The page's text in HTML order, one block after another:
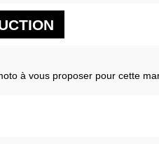
à vous proposer pour cette